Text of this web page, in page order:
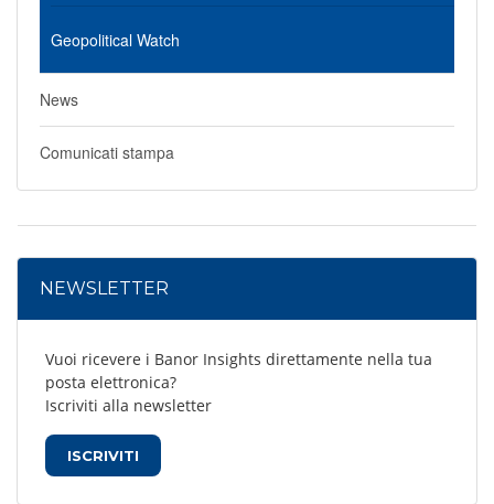
Geopolitical Watch
News
Comunicati stampa
NEWSLETTER
Vuoi ricevere i Banor Insights direttamente nella tua
posta elettronica?
Iscriviti alla newsletter
ISCRIVITI